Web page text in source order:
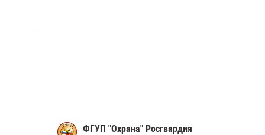
10 июля 2026, 06:21 3
ФГУП "Охрана" Росгвардия